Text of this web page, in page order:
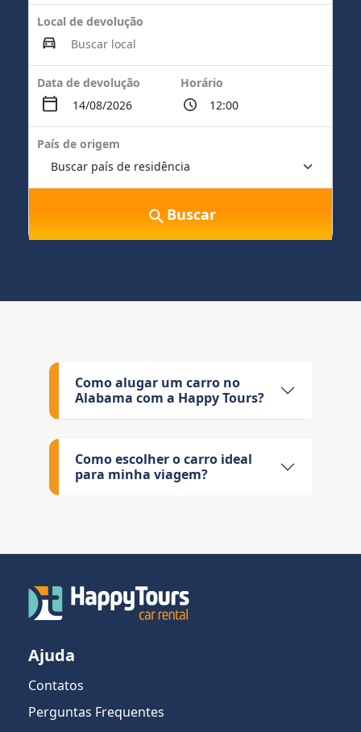
Local de devolução
Data de devolução Horário
País de origem
Buscar
Como alugar um carro no
Alabama com a Happy Tours?
Como escolher o carro ideal
para minha viagem?
Ajuda
Contatos
Perguntas Frequentes